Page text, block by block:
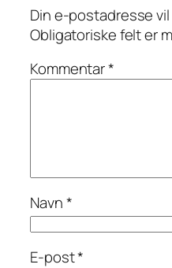
Din e-postadresse
Obligatoriske felt er
Kommentar*
Navn*
E-post*